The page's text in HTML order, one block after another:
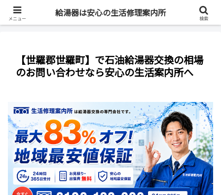
最短即日・全国対応・最大83%OFF
【世羅郡世羅町】で石油給湯器交換の相場
のお問い合わせなら安心の生活案内所へ
メニュー
給湯器は安心の生活修理案内所
検索